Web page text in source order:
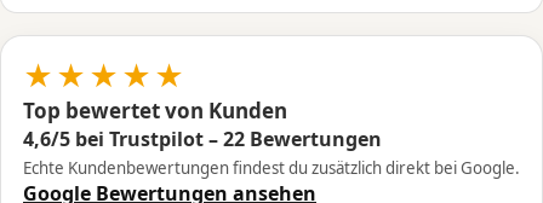
★★★★★
Top bewertet von Kunden
4,6/5 bei Trustpilot – 22 Bewertungen
Echte Kundenbewertungen findest du zusätzlich direkt bei Google.
Google Bewertungen ansehen